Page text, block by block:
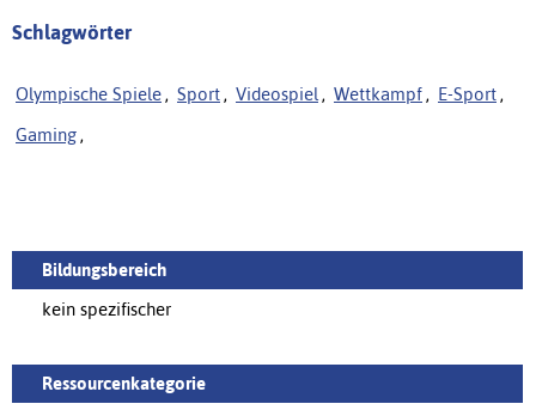
Schlagwörter
Olympische Spiele , Sport , Videospiel , Wettkampf , E-Sport ,
Gaming ,
Bildungsbereich
kein spezifischer
Ressourcenkategorie